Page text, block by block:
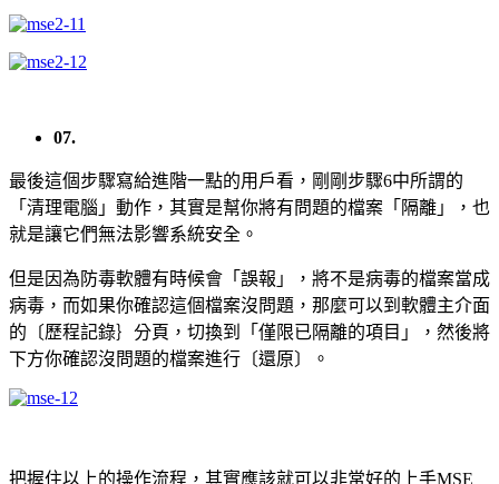
07.
最後這個步驟寫給進階一點的用戶看，剛剛步驟6中所謂的
「清理電腦」動作，其實是幫你將有問題的檔案「隔離」，也
就是讓它們無法影響系統安全。
但是因為防毒軟體有時候會「誤報」，將不是病毒的檔案當成
病毒，而如果你確認這個檔案沒問題，那麼可以到軟體主介面
的〔歷程記錄｝分頁，切換到「僅限已隔離的項目」，然後將
下方你確認沒問題的檔案進行〔還原〕。
把握住以上的操作流程，其實應該就可以非常好的上手MSE